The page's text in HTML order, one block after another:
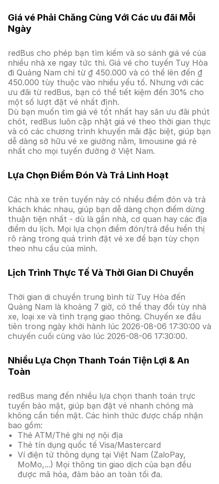
Giá vé Phải Chăng Cùng Với Các ưu đãi Mỗi
Ngày
redBus cho phép bạn tìm kiếm và so sánh giá vé của
nhiều nhà xe ngay tức thì. Giá vé cho tuyến Tuy Hòa
đi Quảng Nam chỉ từ ₫ 450.000 và có thể lên đến ₫
450.000 tùy thuộc vào nhiều yếu tố. Nhưng với các
ưu đãi từ redBus, bạn có thể tiết kiệm đến 30% cho
một số lượt đặt vé nhất định.
Dù bạn muốn tìm giá vé tốt nhất hay săn ưu đãi phút
chót, redBus luôn cập nhật giá vé theo thời gian thực
và có các chương trình khuyến mãi đặc biệt, giúp bạn
dễ dàng sở hữu vé xe giường nằm, limousine giá rẻ
nhất cho mọi tuyến đường ở Việt Nam.
Lựa Chọn Điểm Đón Và Trả Linh Hoạt
Các nhà xe trên tuyến này có nhiều điểm đón và trả
khách khác nhau, giúp bạn dễ dàng chọn điểm dừng
thuận tiện nhất - dù là gần nhà, cơ quan hay các địa
điểm du lịch. Mọi lựa chọn điểm đón/trả đều hiển thị
rõ ràng trong quá trình đặt vé xe để bạn tùy chọn
theo nhu cầu của mình.
Lịch Trình Thực Tế Và Thời Gian Di Chuyển
Thời gian di chuyển trung bình từ Tuy Hòa đến
Quảng Nam là khoảng 7 giờ, có thể thay đổi tùy nhà
xe, loại xe và tình trạng giao thông. Chuyến xe đầu
tiên trong ngày khởi hành lúc 2026-08-06 17:30:00 và
chuyến cuối cùng vào lúc 2026-08-06 17:30:00.
Nhiều Lựa Chọn Thanh Toán Tiện Lợi & An
Toàn
redBus mang đến nhiều lựa chọn thanh toán trực
tuyến bảo mật, giúp bạn đặt vé nhanh chóng mà
không cần tiền mặt. Các hình thức được chấp nhận
bao gồm:
Thẻ ATM/Thẻ ghi nợ nội địa
Thẻ tín dụng quốc tế Visa/Mastercard
Ví điện tử thông dụng tại Việt Nam (ZaloPay,
MoMo,...) Mọi thông tin giao dịch của bạn đều
được mã hóa, đảm bảo an toàn tối đa.